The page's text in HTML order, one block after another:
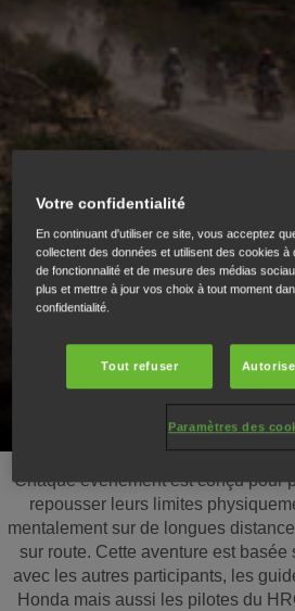
HONDA
guidon d’une Honda.
Chaque événement est conçu pour
repousser leurs limites
mentalement sur de longues
sur route. Cette aventure est basée
avec les autres participants, les
Honda mais aussi les pilotes du
Votre confidentialité
En continuant d'utiliser ce site, vous acceptez
collectent des données et utilisent des cookies à
de fonctionnalité et de mesure des médias
plus et mettre à jour vos choix à tout moment
confidentialité.
Tout refuser
Paramètres des